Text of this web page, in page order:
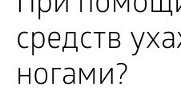
средств
ногами?